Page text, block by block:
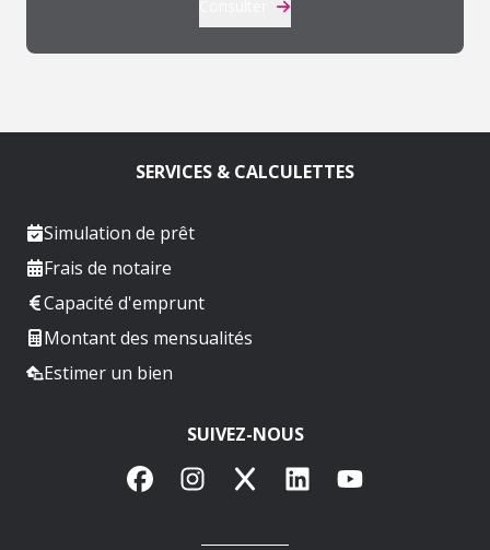
SERVICES & CALCULETTES
Simulation de prêt
Frais de notaire
Capacité d'emprunt
Montant des mensualités
Estimer un bien
SUIVEZ-NOUS
FacebookInstagram
X LinkedInYouTube